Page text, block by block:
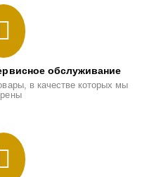
обслуживание
в качестве которых мы